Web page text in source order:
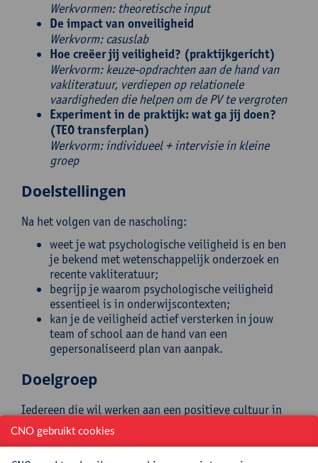
Werkvormen: theoretische input
De impact van onveiligheid
Werkvorm: casuslab
Hoe creëer jij veiligheid? (praktijkgericht)
Werkvorm: keuze-opdrachten aan de hand van
vakliteratuur, verdiepen op relationele
vaardigheden die helpen om de PV te vergroten
Experiment in de praktijk: wat ga jij doen?
(TEO transferplan)
Werkvorm: individueel + intervisie in kleine
groep
Doelstellingen
Na het volgen van de nascholing:
weet je wat psychologische veiligheid is en ben
je bekend met wetenschappelijk onderzoek en
recente vakliteratuur;
begrijp je waarom psychologische veiligheid
essentieel is in onderwijscontexten;
kan je de veiligheid actief versterken in jouw
team of school aan de hand van een
gepersonaliseerd plan van aanpak.
Doelgroep
Iedereen die wil werken aan een positieve cultuur in
het schoolteam
CNO gebruikt cookies